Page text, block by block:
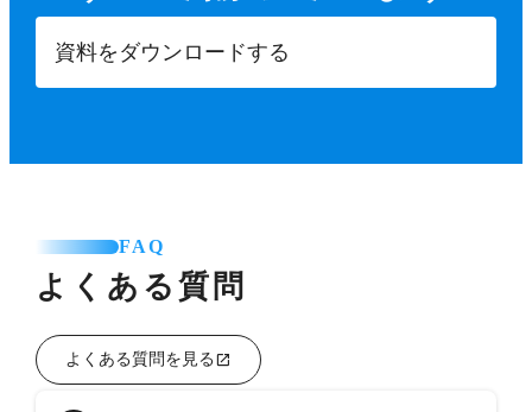
資料をダウンロードする
FAQ
よくある質問
よくある質問を見る